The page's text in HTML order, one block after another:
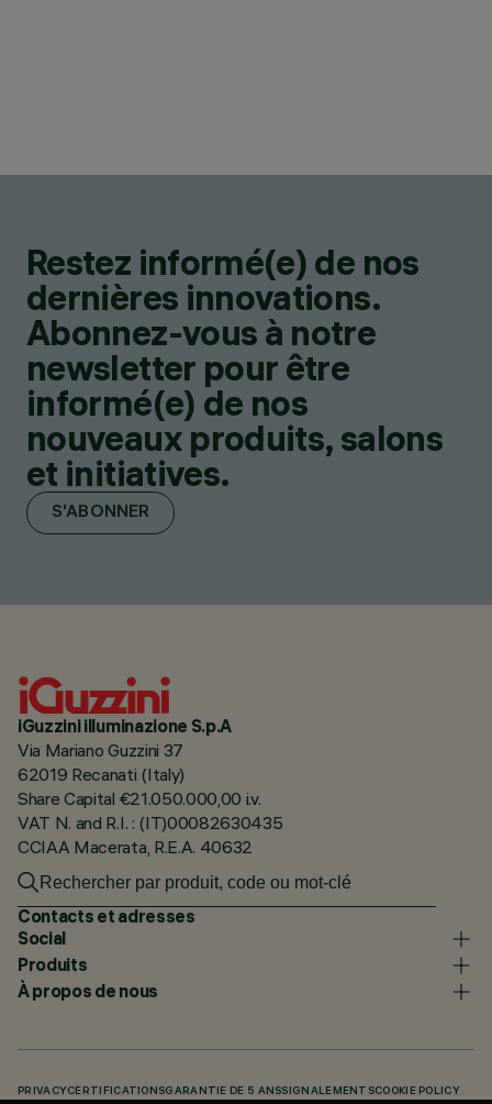
Restez informé(e) de nos
dernières innovations.
Abonnez-vous à notre
newsletter pour être
informé(e) de nos
nouveaux produits, salons
et initiatives.
S'ABONNER
iGuzzini illuminazione S.p.A
Via Mariano Guzzini 37
62019 Recanati (Italy)
Share Capital €21.050.000,00 i.v.
VAT N. and R.I. : (IT)00082630435
CCIAA Macerata, R.E.A. 40632
Contacts et adresses
Social
Produits
À propos de nous
PRIVACY CERTIFICATIONSGARANTIE DE 5 ANSSIGNALEMENTSCOOKIE POLICY